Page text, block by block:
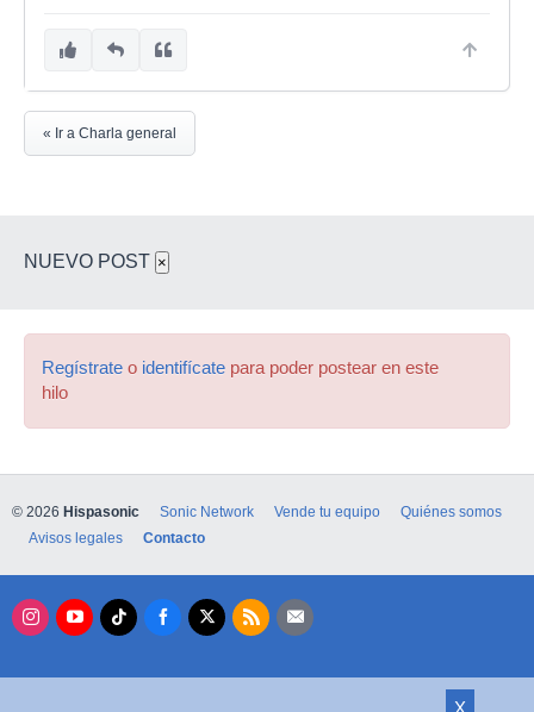
« Ir a Charla general
NUEVO POST ×
Regístrate o identifícate para poder postear en este
hilo
X
© 2026 Hispasonic Sonic Network Vende tu equipo
Quiénes somos
Avisos legales
Contacto